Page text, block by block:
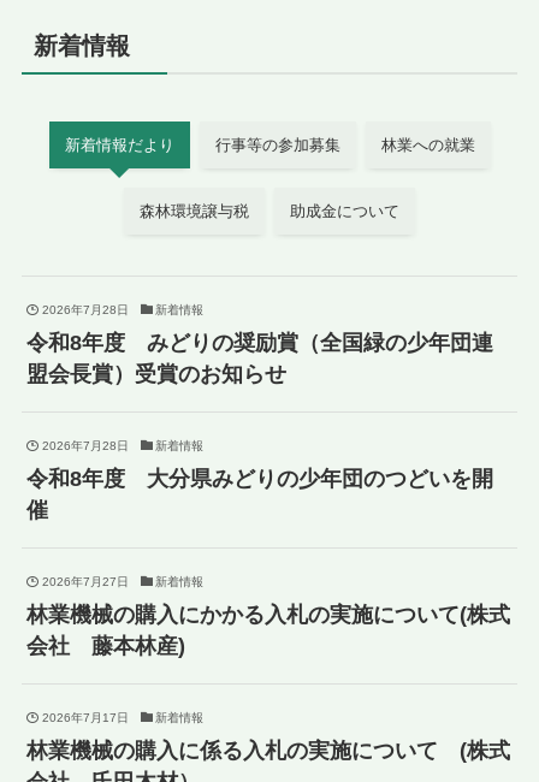
新着情報
新着情報だより 行事等の参加募集 林業への就業
森林環境譲与税 助成金について
2026年7月28日 新着情報
令和8年度 みどりの奨励賞（全国緑の少年団連
盟会長賞）受賞のお知らせ
2026年7月28日 新着情報
令和8年度 大分県みどりの少年団のつどいを開
催
2026年7月27日 新着情報
林業機械の購入にかかる入札の実施について(株式
会社 藤本林産)
2026年7月17日 新着情報
林業機械の購入に係る入札の実施について (株式